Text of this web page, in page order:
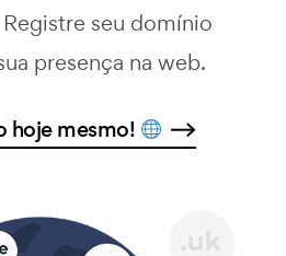
seu domínio
presença na web.
hoje mesmo!